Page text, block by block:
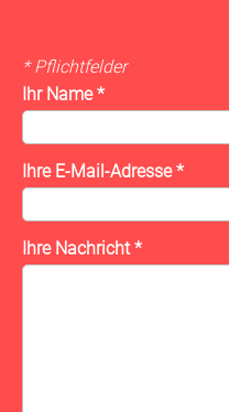
* Pflichtfelder
Ihr Name*
Ihre E-Mail-Adresse*
Ihre Nachricht*